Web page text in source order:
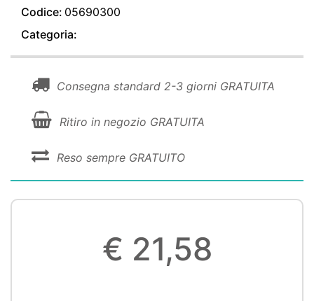
Codice: 05690300
Categoria:
Consegna standard 2-3 giorni GRATUITA
Ritiro in negozio GRATUITA
Reso sempre GRATUITO
€ 21,58